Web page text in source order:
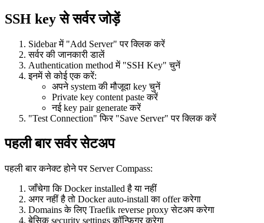
SSH key से सर्वर जोड़ें
Sidebar में "Add Server" पर क्लिक करें
सर्वर की जानकारी डालें
Authentication method में "SSH Key" चुनें
इनमें से कोई एक करें:
अपने system की मौजूदा key चुनें
Private key content paste करें
नई key pair generate करें
"Test Connection" फिर "Save Server" पर क्लिक करें
पहली बार सर्वर सेटअप
पहली बार कनेक्ट होने पर Server Compass:
जाँचेगा कि Docker installed है या नहीं
अगर नहीं है तो Docker auto-install का offer करेगा
Domains के लिए Traefik reverse proxy सेटअप करेगा
बेसिक security settings कॉन्फ़िगर करेगा